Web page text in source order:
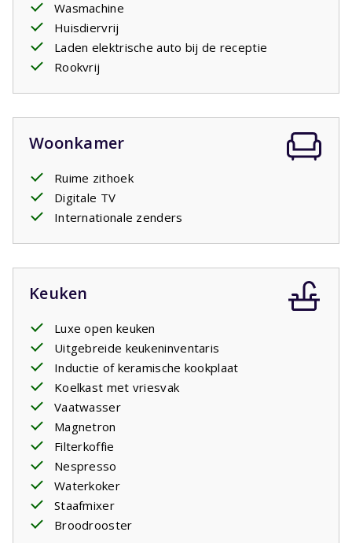
Wasmachine
Huisdiervrij
Laden elektrische auto bij de receptie
Rookvrij
Woonkamer
Ruime zithoek
Digitale TV
Internationale zenders
Keuken
Luxe open keuken
Uitgebreide keukeninventaris
Inductie of keramische kookplaat
Koelkast met vriesvak
Vaatwasser
Magnetron
Filterkoffie
Nespresso
Waterkoker
Staafmixer
Broodrooster